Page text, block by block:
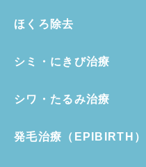
ほくろ除去
シミ・にきび治療
シワ・たるみ治療
発毛治療（EPIBIRTH）